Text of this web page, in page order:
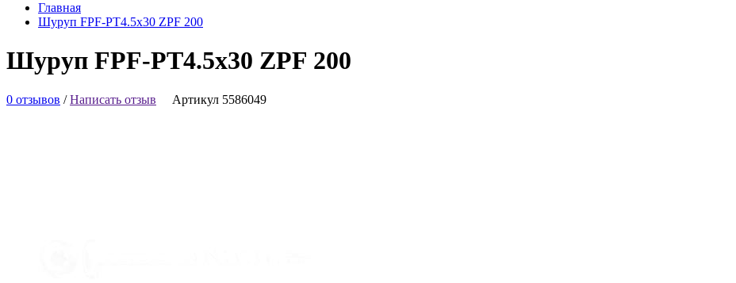
Главная
Шуруп FPF-PT4.5х30 ZPF 200
Шуруп FPF-PT4.5х30 ZPF 200
0 отзывов /Написать отзыв Артикул 5586049